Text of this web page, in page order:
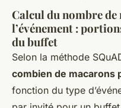
Calcul du nombre
l’événement :
du buffet
Selon la méthode
combien de macarons
fonction du type